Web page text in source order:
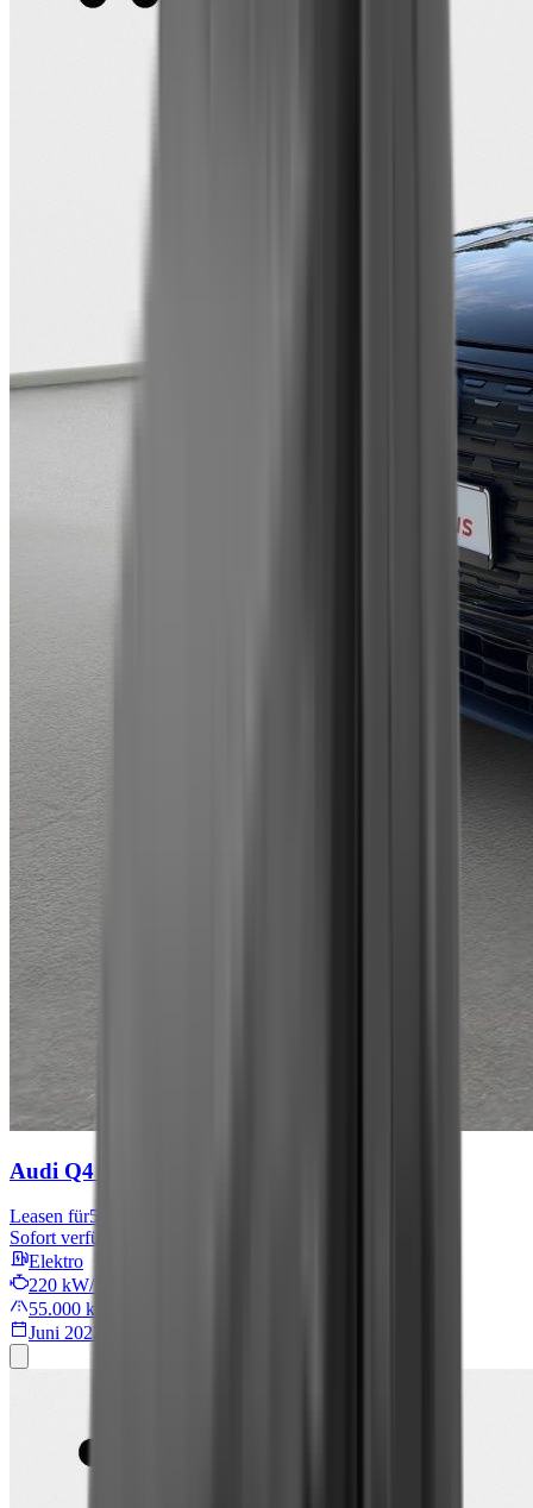
Audi Q4 e-tron
Leasen für567 € mtl.
Sofort verfügbar
Elektro
220 kW/299 PS
55.000 km
Juni 2022